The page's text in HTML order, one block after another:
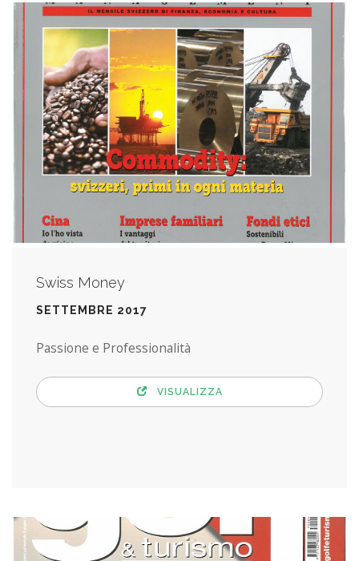
Swiss Money
SETTEMBRE 2017
Passione e Professionalità
VISUALIZZA